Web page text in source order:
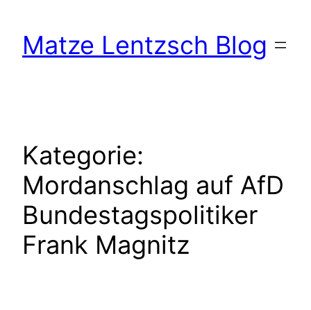
Inhalt
springen
Matze Lentzsch Blog
Kategorie:
Mordanschlag auf AfD
Bundestagspolitiker
Frank Magnitz